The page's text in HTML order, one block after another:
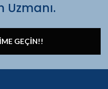
Uzmanı.
GEÇIN!!